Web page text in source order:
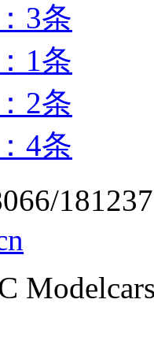
3条
1条
2条
4条